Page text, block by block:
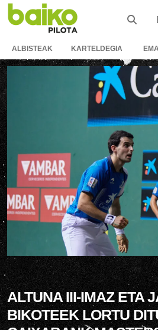
ALBISTEAK KARTELDEGIA
ALTUNA III-IMAZ ETA
BIKOTEEK LORTU